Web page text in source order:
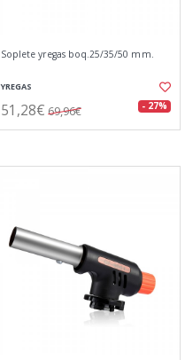
Soplete yregas boq.25/35/50 mm.
YREGAS
51,28€ 69,96€ - 27%